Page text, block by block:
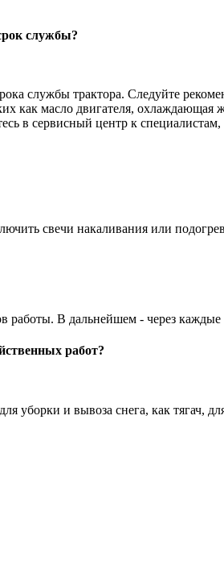
службы?
службы трактора. Следуйте
как масло двигателя,
в сервисный центр к
свечи накаливания или
работы. В дальнейшем - через каждые
работ?
и вывоза снега, как тягач,